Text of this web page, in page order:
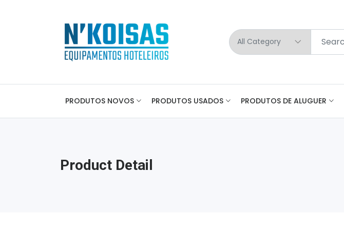
PRODUTOS NOVOS PRODUTOS USADOS PRODUTOS DE ALUGUER
Product Detail